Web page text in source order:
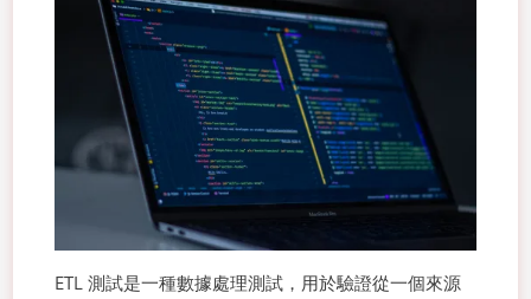
ETL 測試是一種數據處理測試，用於驗證從一個來源